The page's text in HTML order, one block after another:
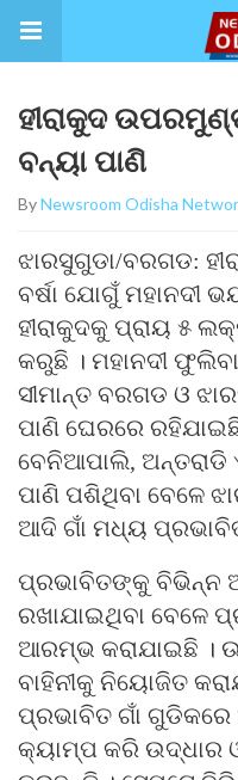
ହୀରାକୁଦ
ବନ୍ୟା ପାଣି
ByNewsroom Odisha
ଝାରସୁଗୁଡା/ବରଗଡ:
ବର୍ଷା ଯୋଗୁଁ ମହାନଦୀ
ହୀରାକୁଦକୁ ପ୍ରାୟ ୫
କରୁଛି । ମହାନଦୀ
ସୀମାନ୍ତ ବରଗଡ ଓ
ପାଣି ଘେରରେ
ବେନିଆପାଲି, ଅନ୍ତରାଡି
ପାଣି ପଶିଥିବା ବେଳେ
ଆଦି ଗାଁ ମଧ୍ୟ
ପ୍ରଭାବିତଙ୍କୁ ବିଭିନ୍ନ
ରଖାଯାଇଥିବା ବେଳେ
ଆରମ୍ଭ କରାଯାଇଛି ।
ବାହିନୀକୁ ନିୟୋଜିତ
ପ୍ରଭାବିତ ଗାଁ ଗୁଡିକରେ
କ୍ୟାମ୍ପ କରି ଉଦ୍ଧାର